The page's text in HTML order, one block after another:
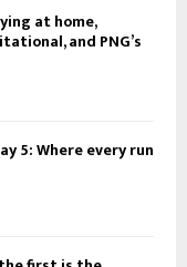
at home,
and PNG’s
5: Where every run